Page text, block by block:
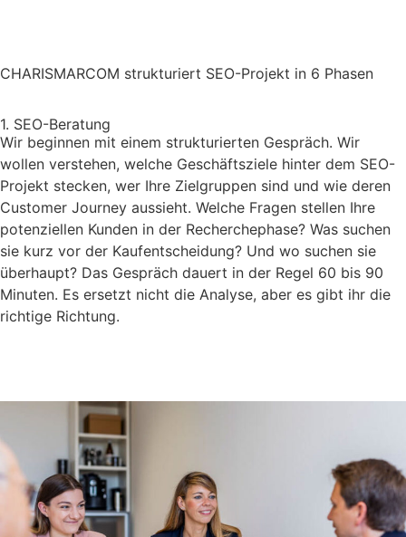
CHARISMARCOM strukturiert SEO-Projekt in 6 Phasen
1. SEO-Beratung
Wir beginnen mit einem strukturierten Gespräch. Wir
wollen verstehen, welche Geschäftsziele hinter dem SEO-
Projekt stecken, wer Ihre Zielgruppen sind und wie deren
Customer Journey aussieht. Welche Fragen stellen Ihre
potenziellen Kunden in der Recherchephase? Was suchen
sie kurz vor der Kaufentscheidung? Und wo suchen sie
überhaupt? Das Gespräch dauert in der Regel 60 bis 90
Minuten. Es ersetzt nicht die Analyse, aber es gibt ihr die
richtige Richtung.